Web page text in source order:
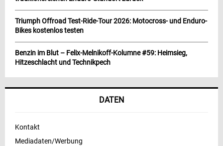
Triumph Offroad Test-Ride-Tour 2026: Motocross- und Enduro-
Bikes kostenlos testen
Benzin im Blut – Felix-Melnikoff-Kolumne #59: Heimsieg,
Hitzeschlacht und Technikpech
DATEN
Kontakt
Mediadaten/Werbung